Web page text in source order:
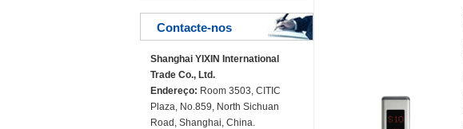
Contacte-nos
Shanghai YIXIN International
Trade Co., Ltd.
Endereço: Room 3503, CITIC
Plaza, No.859, North Sichuan
Road, Shanghai, China.